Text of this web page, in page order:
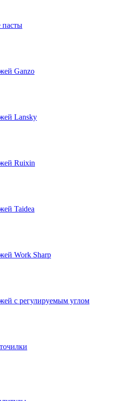
пасты
Ganzo
Lansky
Ruixin
Taidea
Work Sharp
с регулируемым углом